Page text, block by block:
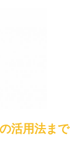
活用法まで